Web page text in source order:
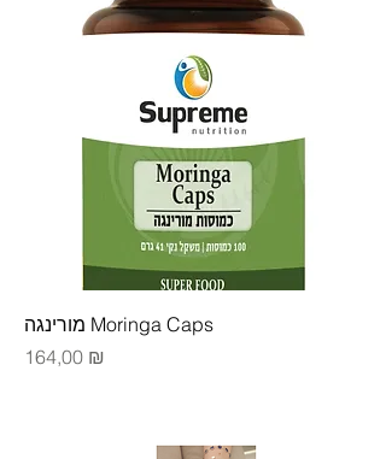
מורינגה Moringa Caps
Цена
164,00 ₪